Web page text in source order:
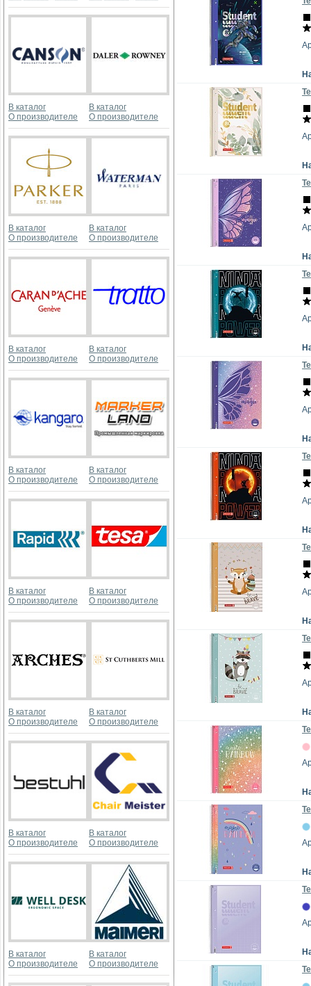
В каталог
О производителе
В каталог
О производителе
В каталог
О производителе
В каталог
О производителе
В каталог
О производителе
В каталог
О производителе
В каталог
О производителе
В каталог
О производителе
В каталог
О производителе
В каталог
О производителе
В каталог
О производителе
В каталог
О производителе
В каталог
О производителе
В каталог
О производителе
В каталог
О производителе
В каталог
О производителе